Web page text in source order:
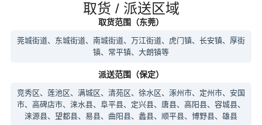
取货 / 派送区域
取货范围（东莞）
莞城街道、东城街道、南城街道、万江街道、虎门镇、长安镇、厚街
镇、常平镇、大朗镇等
派送范围（保定）
竞秀区、莲池区、满城区、清苑区、徐水区、涿州市、定州市、安国
市、高碑店市、涞水县、阜平县、定兴县、唐县、高阳县、容城县、
涞源县、望都县、易县、曲阳县、蠡县、顺平县、博野县、雄县